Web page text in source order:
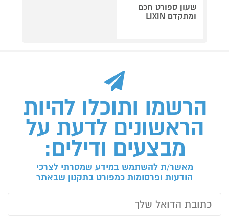
שעון ספורט חכם
ומתקדם LIXIN
הרשמו ותוכלו להיות
הראשונים לדעת על
מבצעים ודילים:
מאשר/ת להשתמש במידע שמסרתי לצרכי
הודעות ופרסומות כמפורט בתקנון שבאתר